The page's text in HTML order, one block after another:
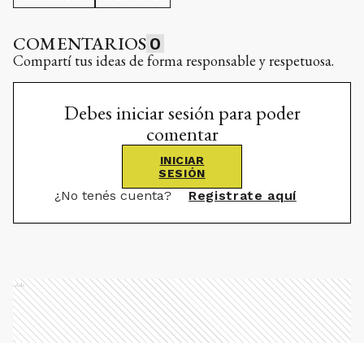
COMENTARIOS 0
Compartí tus ideas de forma responsable y respetuosa.
Debes iniciar sesión para poder
comentar
INICIAR
SESIÓN
¿No tenés cuenta? Registrate aquí
Ads